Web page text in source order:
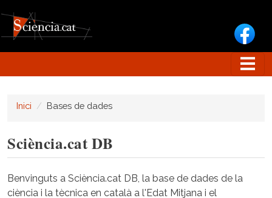
Inici Bases de dades
Sciència.cat DB
Benvinguts a Sciència.cat DB, la base de dades de la
ciència i la tècnica en català a l'Edat Mitjana i el